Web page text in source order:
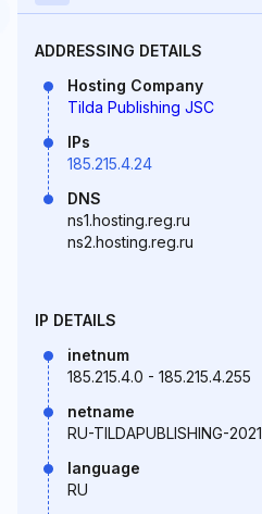
ADDRESSING DETAILS
Hosting Company
Tilda Publishing JSC
IPs
185.215.4.24
DNS
ns1.hosting.reg.ru
ns2.hosting.reg.ru
IP DETAILS
inetnum
185.215.4.0 - 185.215.4.255
netname
RU-TILDAPUBLISHING-
language
RU